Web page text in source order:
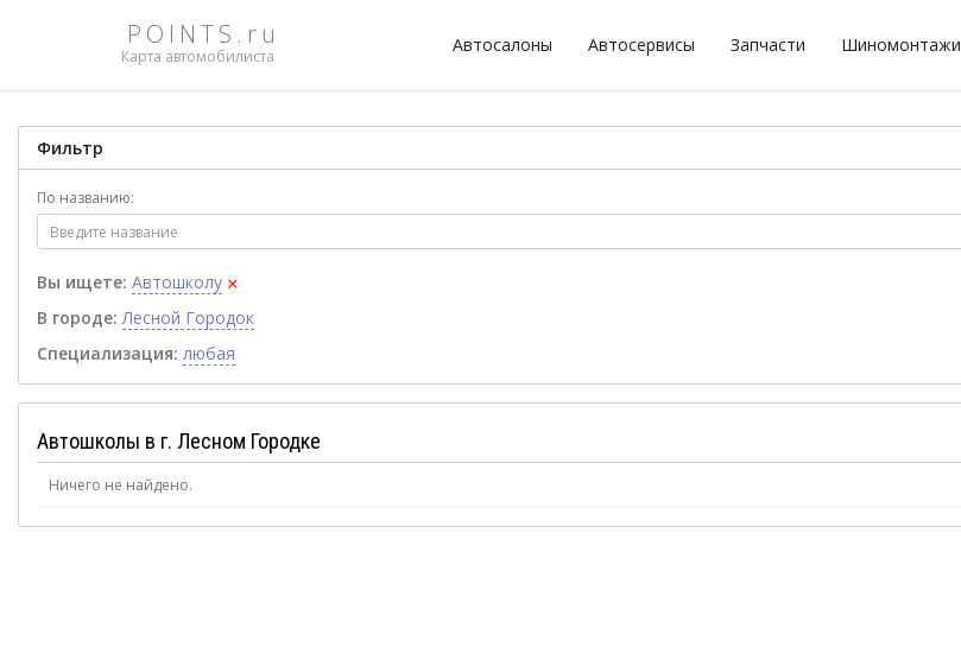
POINTS.ru
Карта автомобилиста
Автосалоны Автосервисы Запчасти Шиномонтажи
Фильтр
По названию:
Вы ищете: Автошколу ×
В городе: Лесной Городок
Специализация: любая
Автошколы в г. Лесном Городке
Ничего не найдено.